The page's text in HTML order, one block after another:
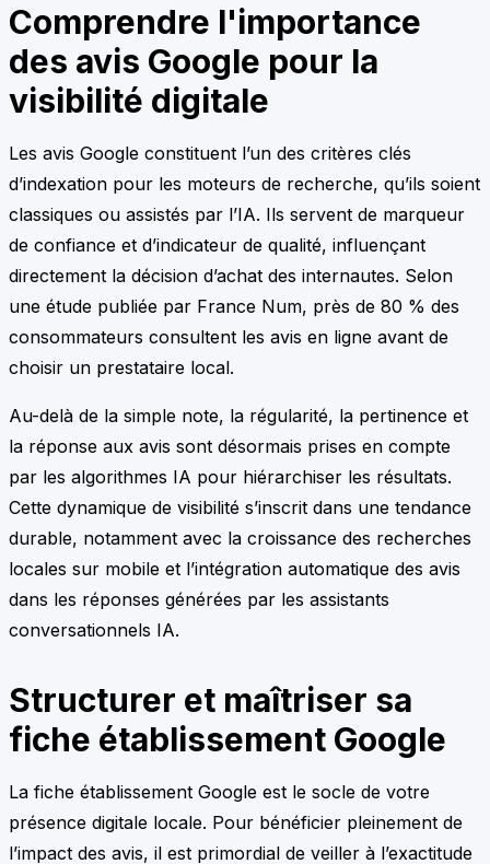
Comprendre l'importance
des avis Google pour la
visibilité digitale
Les avis Google constituent l’un des critères clés
d’indexation pour les moteurs de recherche, qu’ils soient
classiques ou assistés par l’IA. Ils servent de marqueur
de confiance et d’indicateur de qualité, influençant
directement la décision d’achat des internautes. Selon
une étude publiée par France Num, près de 80 % des
consommateurs consultent les avis en ligne avant de
choisir un prestataire local.
Au-delà de la simple note, la régularité, la pertinence et
la réponse aux avis sont désormais prises en compte
par les algorithmes IA pour hiérarchiser les résultats.
Cette dynamique de visibilité s’inscrit dans une tendance
durable, notamment avec la croissance des recherches
locales sur mobile et l’intégration automatique des avis
dans les réponses générées par les assistants
conversationnels IA.
Structurer et maîtriser sa
fiche établissement Google
La fiche établissement Google est le socle de votre
présence digitale locale. Pour bénéficier pleinement de
l’impact des avis, il est primordial de veiller à l’exactitude